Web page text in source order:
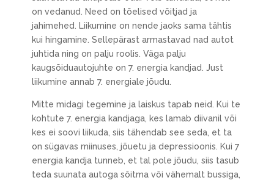
on vedanud. Need on tõelised võitjad ja
jahimehed. Liikumine on nende jaoks sama tähtis
kui hingamine. Sellepärast armastavad nad autot
juhtida ning on palju roolis. Väga palju
kaugsõiduautojuhte on 7. energia kandjad. Just
liikumine annab 7. energiale jõudu.
Mitte midagi tegemine ja laiskus tapab neid. Kui te
kohtute 7. energia kandjaga, kes lamab diivanil või
kes ei soovi liikuda, siis tähendab see seda, et ta
on sügavas miinuses, jõuetu ja depressioonis. Kui 7
energia kandja tunneb, et tal pole jõudu, siis tasub
teda suunata autoga sõitma või vähemalt bussiga,